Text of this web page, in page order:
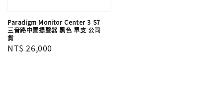
Paradigm Monitor Center 3 S7
三音路中置揚聲器 黑色 單支 公司
貨
Regular
NT$ 26,000